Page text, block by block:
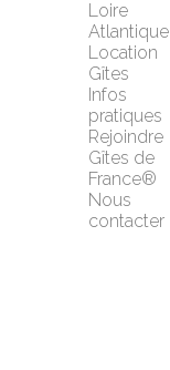
Loire
Atlantique
Location
Gîtes
Infos
pratiques
Rejoindre
Gîtes de
France®
Nous
contacter